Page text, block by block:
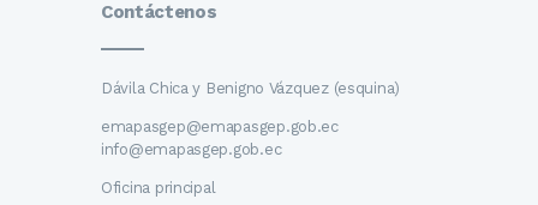
Contáctenos
Dávila Chica y Benigno Vázquez (esquina)
emapasgep@emapasgep.gob.ec
info@emapasgep.gob.ec
Oficina principal